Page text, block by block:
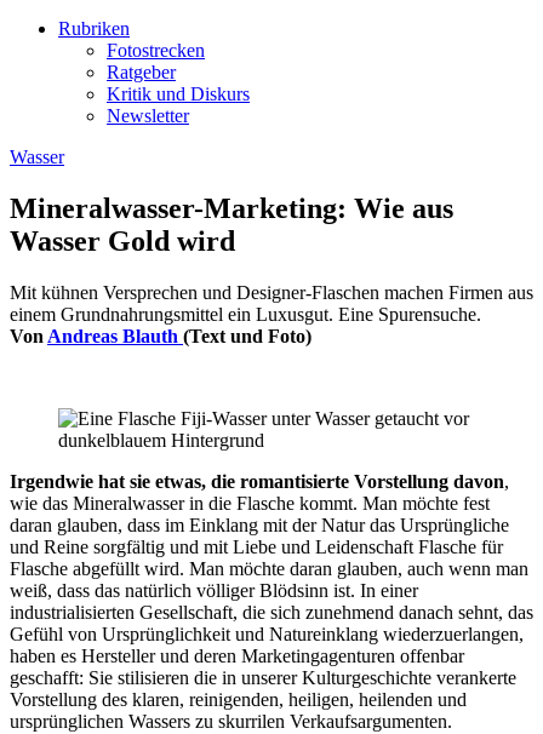
Rubriken
Fotostrecken
Ratgeber
Kritik und Diskurs
Newsletter
Wasser
Mineralwasser-Marketing: Wie aus
Wasser Gold wird
Mit kühnen Versprechen und Designer-Flaschen machen Firmen aus
einem Grundnahrungsmittel ein Luxusgut. Eine Spurensuche.
Von Andreas Blauth (Text und Foto)
Irgendwie hat sie etwas, die romantisierte Vorstellung davon,
wie das Mineralwasser in die Flasche kommt. Man möchte fest
daran glauben, dass im Einklang mit der Natur das Ursprüngliche
und Reine sorgfältig und mit Liebe und Leidenschaft Flasche für
Flasche abgefüllt wird. Man möchte daran glauben, auch wenn man
weiß, dass das natürlich völliger Blödsinn ist. In einer
industrialisierten Gesellschaft, die sich zunehmend danach sehnt, das
Gefühl von Ursprünglichkeit und Natureinklang wiederzuerlangen,
haben es Hersteller und deren Marketingagenturen offenbar
geschafft: Sie stilisieren die in unserer Kulturgeschichte verankerte
Vorstellung des klaren, reinigenden, heiligen, heilenden und
ursprünglichen Wassers zu skurrilen Verkaufsargumenten.